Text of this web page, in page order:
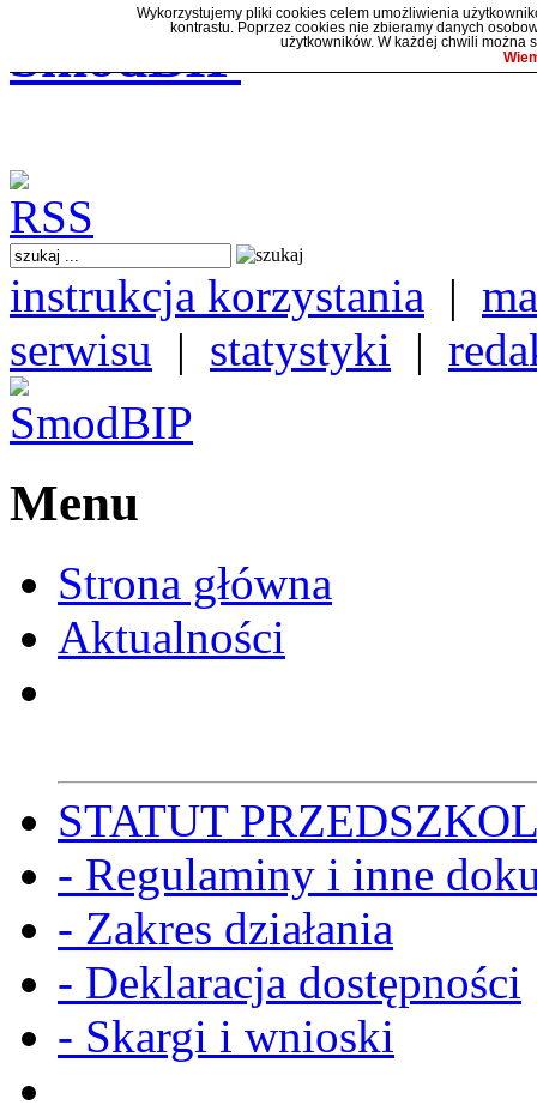
Wykorzystujemy pliki cookies celem umożliwienia
kontrastu. Poprzez cookies nie zbieramy danych
użytkowników. W każdej chwili można
SmodBIP
instrukcja korzystania |
serwisu | statystyki |
Menu
Strona główna
Aktualności
STATUT
- Regulaminy i inne
- Zakres działania
- Deklaracja dostępności
- Skargi i wnioski